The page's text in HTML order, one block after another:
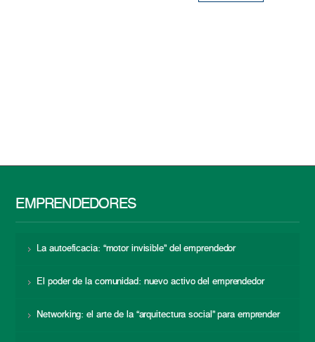
EMPRENDEDORES
La autoeficacia: “motor invisible” del emprendedor
El poder de la comunidad: nuevo activo del emprendedor
Networking: el arte de la “arquitectura social” para emprender